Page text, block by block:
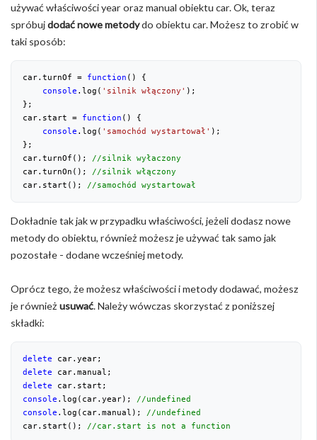
używać właściwości year oraz manual obiektu car. Ok, teraz
spróbujdodać nowe metodydo obiektu car. Możesz to zrobić w
taki sposób:
car.turnOf = function ( ) {
console .log( 'silnik włączony' );
};
car.start = function ( ) {
console .log( 'samochód wystartował' );
};
car.turnOf(); //silnik wyłaczony
car.turnOn(); //silnik włączony
car.start(); //samochód wystartował
Dokładnie tak jak w przypadku właściwości, jeżeli dodasz nowe
metody do obiektu, również możesz je używać tak samo jak
pozostałe - dodane wcześniej metody.
Oprócz tego, że możesz właściwości i metody dodawać, możesz
je również usuwać. Należy wówczas skorzystać z poniższej
składki:
delete
delete
delete
console .log(car.year); //undefined
console .log(car.manual); //undefined
car.start(); //car.start is not a function